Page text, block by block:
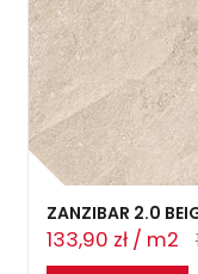
ZANZIBAR 2.0
133,90 zł / m2